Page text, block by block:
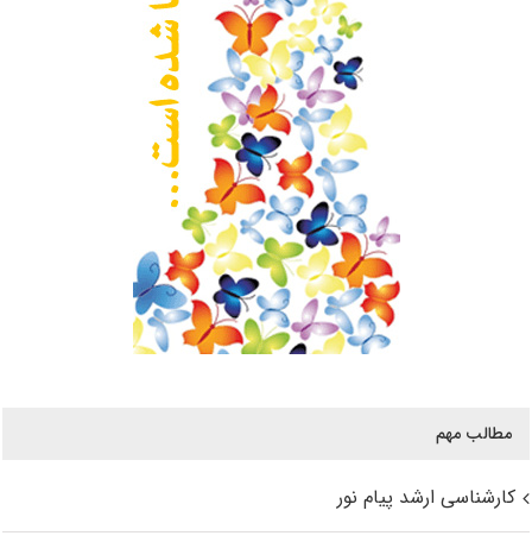
مطالب مهم
کارشناسی ارشد پیام نور